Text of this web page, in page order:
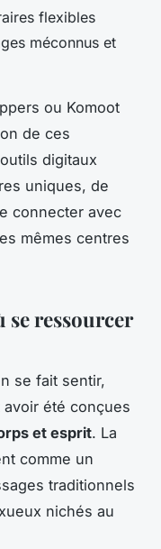
flexibles
méconnus et
ou Komoot
de ces
digitaux
uniques, de
connecter avec
mêmes centres
se ressourcer
se fait sentir,
été conçues
et esprit. La
comme un
traditionnels
nichés au